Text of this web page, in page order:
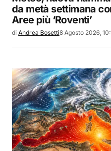
da metà settimana
Aree più ‘Roventi’
di Andrea Bosetti8 Agosto 2026,